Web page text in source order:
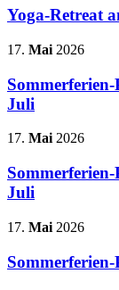
Yoga-Retreat
17. Mai 2026
Juli
17. Mai2026
Juli
17. Mai 2026